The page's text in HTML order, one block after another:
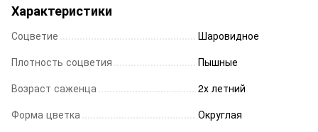
Характеристики
Соцветие
Шаровидное
Плотность соцветия
Пышные
Возраст саженца
2х летний
Форма цветка
Округлая